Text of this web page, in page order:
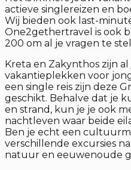
actieve singlereizen en
Wij bieden ook last-
One2gethertravel is ook
200 om al je vragen te
Kreta en Zakynthos zijn
vakantieplekken voor
een single reis zijn deze
geschikt. Behalve dat je
en strand, kun je je ook
nachtleven waar beide
Ben je echt een
verschillende excursies
natuur en eeuwenoude